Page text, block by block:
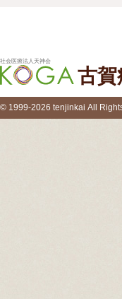
社会医療法人天神会
古
© 1999-2026 tenjinkai All